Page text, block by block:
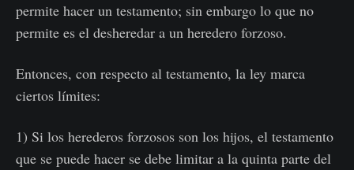
permite hacer un testamento; sin embargo lo que no
permite es el desheredar a un heredero forzoso.
Entonces, con respecto al testamento, la ley marca
ciertos límites:
1) Si los herederos forzosos son los hijos, el testamento
que se puede hacer se debe limitar a la quinta parte del